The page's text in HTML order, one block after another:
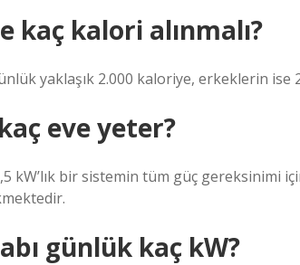
kaç kalori alınmalı?
yaklaşık 2.000 kaloriye, erkeklerin ise
eve yeter?
kW’lık bir sistemin tüm güç gereksinimi
günlük kaç kW?